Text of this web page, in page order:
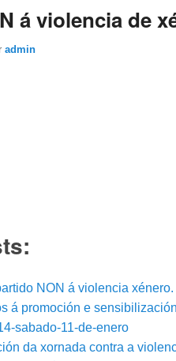
á violencia de
admin
NON á violencia xénero.
á promoción e
sabado-11-de-enero
da xornada contra a